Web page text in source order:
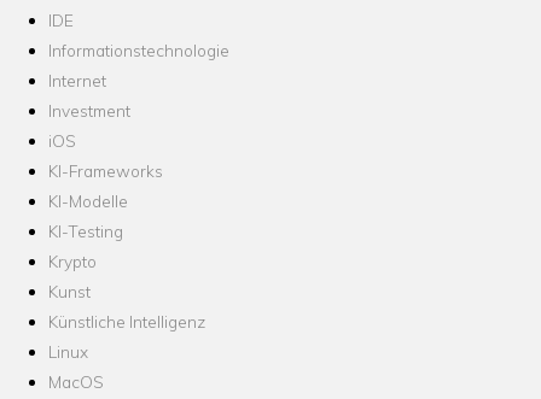
IDE
Informationstechnologie
Internet
Investment
iOS
KI-Frameworks
KI-Modelle
KI-Testing
Krypto
Kunst
Künstliche Intelligenz
Linux
MacOS